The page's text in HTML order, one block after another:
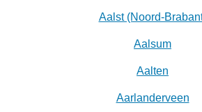
Aalst (Noord-
Aalsum
Aalten
Aarlanderveen